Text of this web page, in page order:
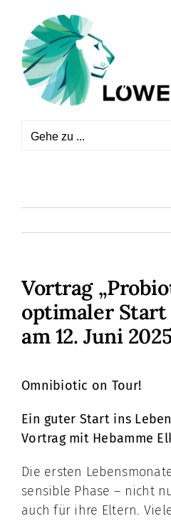
Inhalt
springen
Gehe zu ...
Vortrag
optimaler Start
am 12. Juni
Omnibiotic on Tour!
Ein guter Start ins
Vortrag mit Hebamme
Die ersten
sensible Phase – nicht
auch für ihre Eltern.